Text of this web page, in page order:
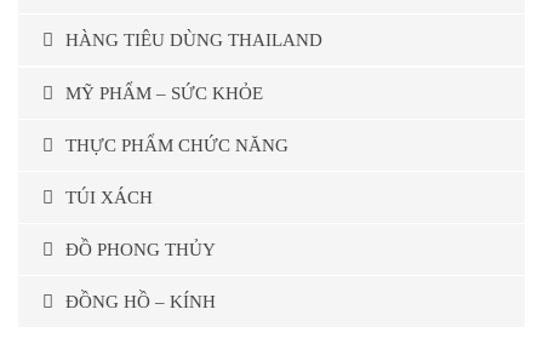
HÀNG TIÊU DÙNG THAILAND
MỸ PHẨM – SỨC KHỎE
THỰC PHẨM CHỨC NĂNG
TÚI XÁCH
ĐỒ PHONG THỦY
ĐỒNG HỒ – KÍNH